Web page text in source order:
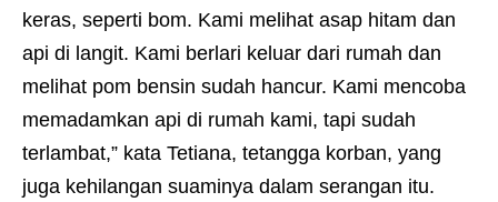
keras, seperti bom. Kami melihat asap hitam dan
api di langit. Kami berlari keluar dari rumah dan
melihat pom bensin sudah hancur. Kami mencoba
memadamkan api di rumah kami, tapi sudah
terlambat,” kata Tetiana, tetangga korban, yang
juga kehilangan suaminya dalam serangan itu.